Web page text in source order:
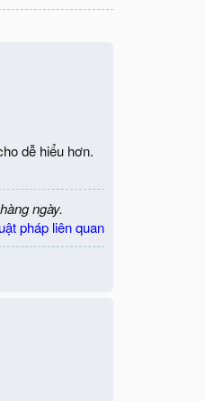
dễ hiểu hơn.
ngày.
pháp liên quan